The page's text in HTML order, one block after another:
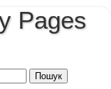
Pages